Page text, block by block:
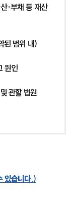
·부채 등 재산
된 범위 내)
원인
관할 법원
있습니다.)